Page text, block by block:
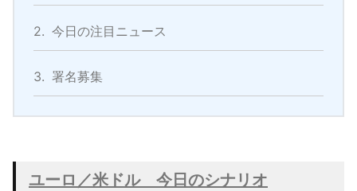
2. 今日の注目ニュース
3. 署名募集
ユーロ／米ドル 今日のシナリオ